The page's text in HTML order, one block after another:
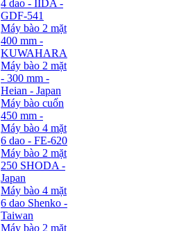
4 dao - IIDA -
GDF-541
Máy bào 2 mặt
400 mm -
KUWAHARA
Máy bào 2 mặt
- 300 mm -
Heian - Japan
Máy bào cuốn
450 mm -
Máy bào 4 mặt
6 dao - FE-620
Máy bào 2 mặt
250 SHODA -
Japan
Máy bào 4 mặt
6 dao Shenko -
Taiwan
Máy bào 2 mặt